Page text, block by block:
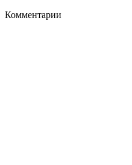
Комментарии